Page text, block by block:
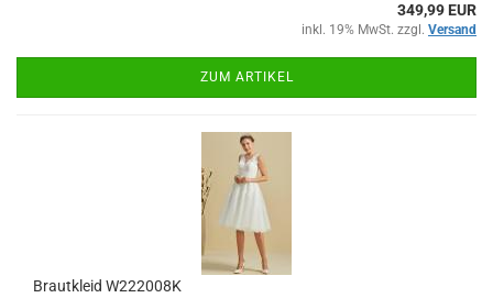
349,99 EUR
inkl. 19% MwSt. zzgl. Versand
ZUM ARTIKEL
Brautkleid W222008K